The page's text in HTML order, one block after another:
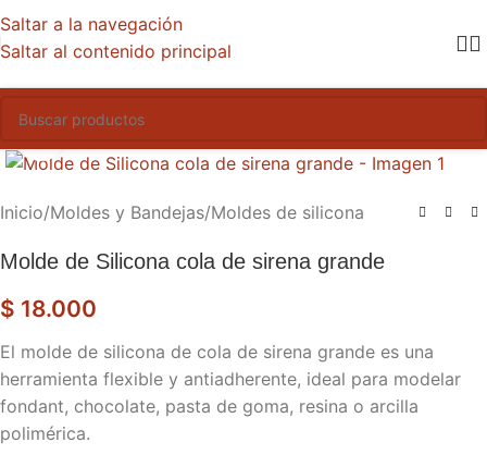
Saltar a la navegación
Saltar al contenido principal
Inicio/Moldes y Bandejas/Moldes de silicona
Molde de Silicona cola de sirena grande
$ 18.000
El molde de silicona de cola de sirena grande es una
herramienta flexible y antiadherente, ideal para modelar
fondant, chocolate, pasta de goma, resina o arcilla
polimérica.